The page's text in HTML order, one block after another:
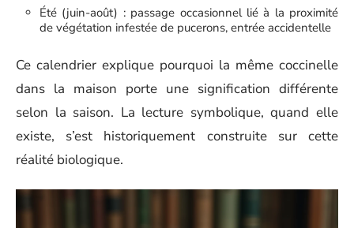
Été (juin-août) : passage occasionnel lié à la proximité
de végétation infestée de pucerons, entrée accidentelle
Ce calendrier explique pourquoi la même coccinelle
dans la maison porte une signification différente
selon la saison. La lecture symbolique, quand elle
existe, s’est historiquement construite sur cette
réalité biologique.